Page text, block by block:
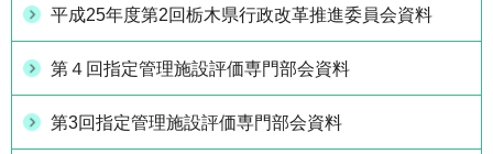
平成25年度第2回栃木県行政改革推進委員会資料
第４回指定管理施設評価専門部会資料
第3回指定管理施設評価専門部会資料